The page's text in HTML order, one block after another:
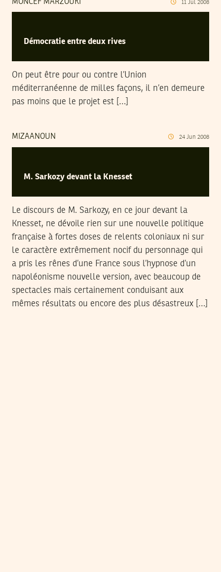
MONCEF MARZOUKI 11 Jul 2008
Démocratie entre deux rives
On peut être pour ou contre l’Union
méditerranéenne de milles façons, il n’en demeure
pas moins que le projet est […]
MIZAANOUN 24 Jun 2008
M. Sarkozy devant la Knesset
Le discours de M. Sarkozy, en ce jour devant la
Knesset, ne dévoile rien sur une nouvelle politique
française à fortes doses de relents coloniaux ni sur
le caractère extrêmement nocif du personnage qui
a pris les rênes d’une France sous l’hypnose d’un
napoléonisme nouvelle version, avec beaucoup de
spectacles mais certainement conduisant aux
mêmes résultats ou encore des plus désastreux […]